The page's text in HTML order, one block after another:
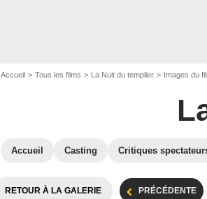
Accueil Tous les films La Nuit du templier Images du
Accueil Casting Critiques
RETOUR À LA GALERIE PRÉCÉDENTE